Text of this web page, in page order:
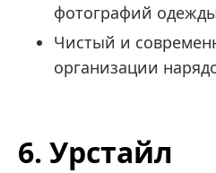
фотографий
Чистый и
организации
6. Урстайл